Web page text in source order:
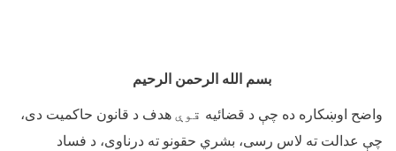
بسم الله الرحمن الرحیم
واضح اوښکاره ده چې د قضائیه قوې هدف د قانون حاکمیت دی،
چې عدالت ته لاس رسی، بشر ي حقونو ته درناوی، د فساد